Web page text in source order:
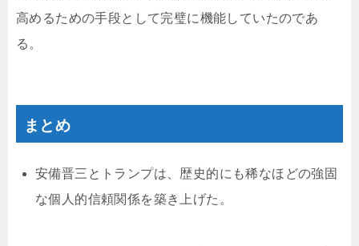
高めるための手段として完璧に機能していたのであ
る。
まとめ
安備晋三とトランプは、歴史的にも稀なほどの強固
な個人的信頼関係を築き上げた。